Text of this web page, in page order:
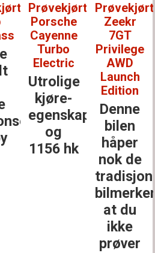
Prøvekjørt:
Porsche
Cayenne
Turbo
Electric
Utrolige
kjøre­
egenskaper
og
1156 hk
Zeekr
7GT
Privilege
AWD
Launch
Edition
Denne
bilen
håper
nok de
at du
ikke
prøver